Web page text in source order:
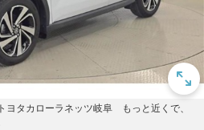
タカローラネッツ岐阜 もっと近くで、